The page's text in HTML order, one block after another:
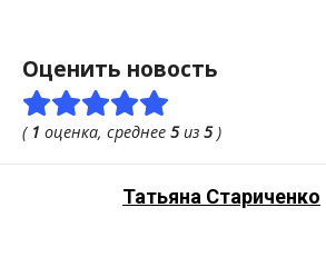
Оценить новость
( 1 оценка, среднее 5из 5)
Татьяна Стариченко